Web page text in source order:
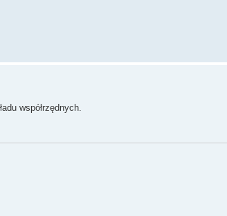
współrzędnych.